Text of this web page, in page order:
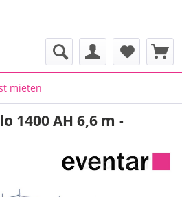
mieten
1400 AH 6,6 m -